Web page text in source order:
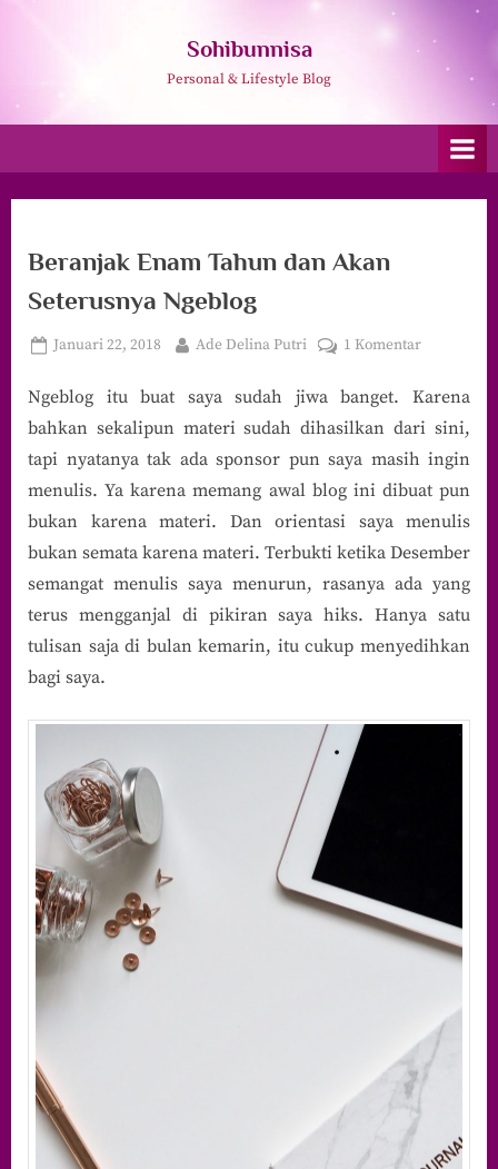
Sohibunnisa
Personal & Lifestyle Blog
Beranjak Enam Tahun dan Akan
Seterusnya Ngeblog
Posted
Januari 22, 2018 By
Ade Delina Putri 1 Komentarpada
Enam
Tahun
Akan
Seterusnya
Ngeblog
Ngeblog itu buat saya sudah jiwa banget. Karena
bahkan sekalipun materi sudah dihasilkan dari sini,
tapi nyatanya tak ada sponsor pun saya masih ingin
menulis. Ya karena memang awal blog ini dibuat pun
bukan karena materi. Dan orientasi saya menulis
bukan semata karena materi. Terbukti ketika Desember
semangat menulis saya menurun, rasanya ada yang
terus mengganjal di pikiran saya hiks. Hanya satu
tulisan saja di bulan kemarin, itu cukup menyedihkan
bagi saya.